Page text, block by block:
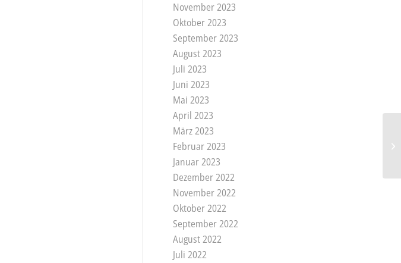
November 2023
Oktober 2023
September 2023
August 2023
Juli 2023
Juni 2023
Mai 2023
April 2023
März 2023
Februar 2023
Januar 2023
Dezember 2022
November 2022
Oktober 2022
September 2022
August 2022
Juli 2022